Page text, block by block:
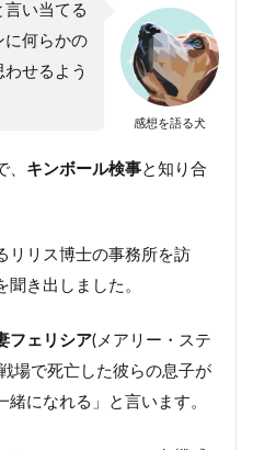
感想を語る犬
い当てる
に何らかの
せるよう
キンボール検事と知り合
リリス博士の事務所を訪
き出しました。
フェリシア(メアリー・ステ
場で死亡した彼らの息子が
になれる」と言います。